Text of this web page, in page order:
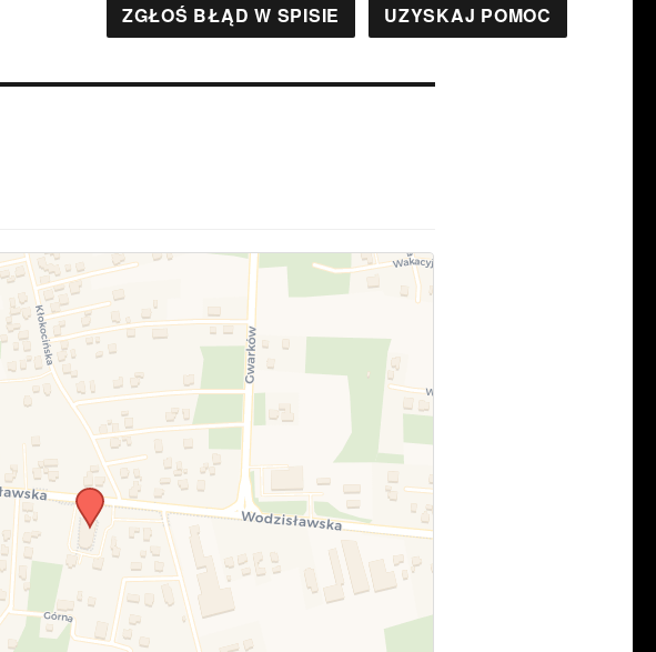
ZGŁOŚ BŁĄD W SPISIE UZYSKAJ POMOC